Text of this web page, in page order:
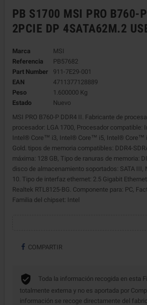
PB S1700 MSI PRO B760-
2PCIE DP 4SATA62M.2
Marca
MSI
Referencia
PB57682
Part Number
911-7E29-001
EAN
4711377128889
Peso
1.600000 Kg
Estado
Nuevo
MSI PRO B760-P DDR4 II. Fabricante de
procesador: LGA 1700, Procesador compatible:
Intel® Core™ i3, Intel® Core™ i5, Intel® Core™
Gold. tipos de memoria compatibles: DDR4-
máxima: 128 GB, Tipo de ranuras de memoria:
disco de almacenamiento soportados: SATA III,
10. Tipo de interfaz ethernet: 2.5 Gigabit
Realtek RTL8125-BG. Componente para: PC,
Familia del chipset: Intel
COMPARTIR
Toda la información recogida en esta
totalmente externa y no es aportada por
información se recoge directamente del